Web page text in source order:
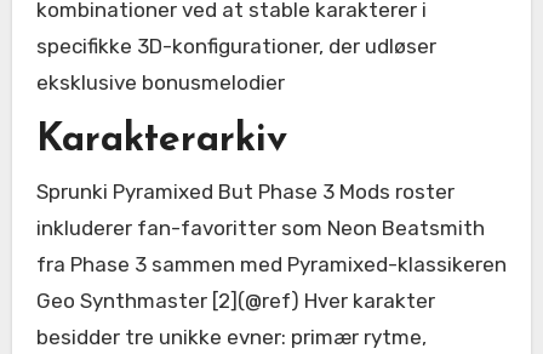
kombinationer ved at stable karakterer i
specifikke 3D-konfigurationer, der udløser
eksklusive bonusmelodier
Karakterarkiv
Sprunki Pyramixed But Phase 3 Mods roster
inkluderer fan-favoritter som Neon Beatsmith
fra Phase 3 sammen med Pyramixed-klassikeren
Geo Synthmaster [2](@ref) Hver karakter
besidder tre unikke evner: primær rytme,